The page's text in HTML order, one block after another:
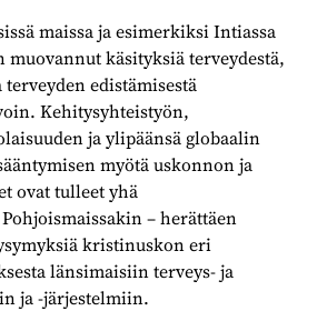
maissa ja esimerkiksi Intiassa
muovannut käsityksiä terveydestä,
edistämisestä
Kehitysyhteistyön,
ja ylipäänsä globaalin
myötä uskonnon ja
ovat tulleet yhä
– herättäen
kristinuskon eri
länsimaisiin terveys- ja
ja -järjestelmiin.